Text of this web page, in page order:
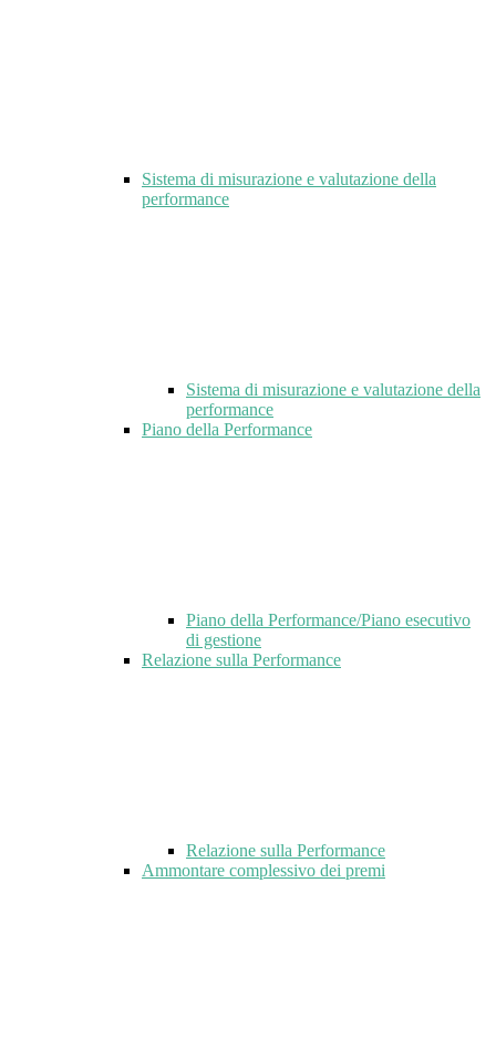
Sistema di misurazione e valutazione della
performance
Sistema di misurazione e valutazione della
performance
Piano della Performance
Piano della Performance/Piano esecutivo
di gestione
Relazione sulla Performance
Relazione sulla Performance
Ammontare complessivo dei premi